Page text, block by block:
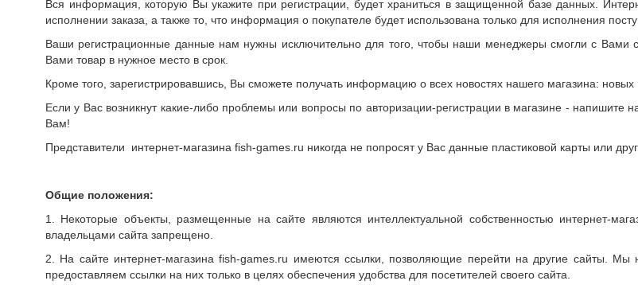
Вся информация, которую Вы укажите при регистрации, будет храниться в защищенной базе данных.
исполнении заказа, а также то, что информация о покупателе будет использована только для исполнения
Ваши регистрационные данные нам нужны исключительно для того, чтобы наши менеджеры смогли с Вами
Вами товар в нужное место в срок.
Кроме того, зарегистрировавшись, Вы сможете получать информацию о всех новостях нашего магазина:
Если у Вас возникнут какие-либо проблемы или вопросы по авторизации-регистрации в магазине -
Вам!
Представители интернет-магазина fish-games.ru никогда не попросят у Вас данные пластиковой карты или
Общие положения:
1. Некоторые объекты, размещенные на сайте являются интеллектуальной собственностью интернет-
владельцами сайта запрещено.
2. На сайте интернет-магазина fish-games.ru имеются ссылки, позволяющие перейти на другие сайты. Мы
предоставляем ссылки на них только в целях обеспечения удобства для посетителей своего сайта.